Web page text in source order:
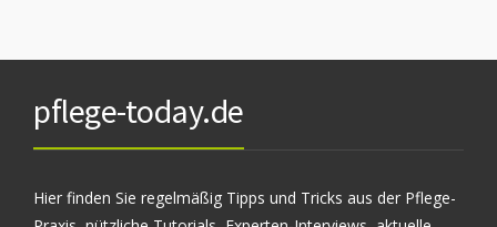
pflege-today.de
Hier finden Sie regelmäßig Tipps und Tricks aus der Pflege-